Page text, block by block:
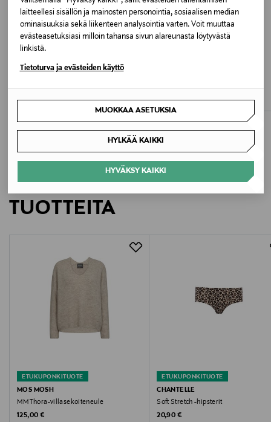
laitteellesi sisällön ja mainosten personointia, sosiaalisen median
ominaisuuksia sekä liikenteen analysointia varten. Voit muuttaa
evästeasetuksiasi milloin tahansa sivun alareunasta löytyvästä
linkistä.
Tietoturva ja evästeiden käyttö
MUOKKAA ASETUKSIA
HYLKÄÄ KAIKKI
HYVÄKSY KAIKKI
0OZ LEOPARD PRINT
Valmistusmaa
Chantelle SA
Valmistajan osoite
Chantelle 8-10, Rue de Provigny BP 60137 94234
service@chantelle.com
Avainsanat
aluspaita, toppi, alustoppi, leopardikuvio, Chantelle,
alusvaate, kerrospukeutuminen
JÄSENETU –22% UUTTA
Discounted Price
109,00 € Original Price
139,95 €
Discounted Price
91,00 € Original Price
240,00 €
LISÄÄ KIINNOSTAVIA
TUOTTEITA
ETUKUPONKITUOTE
MOS MOSH
MMThora-villasekoiteneule
Original Price
125,00 €
ETUKUPONKITUOTE
CHANTELLE
Soft Stretch -hipsterit
Original Price
20,90 €